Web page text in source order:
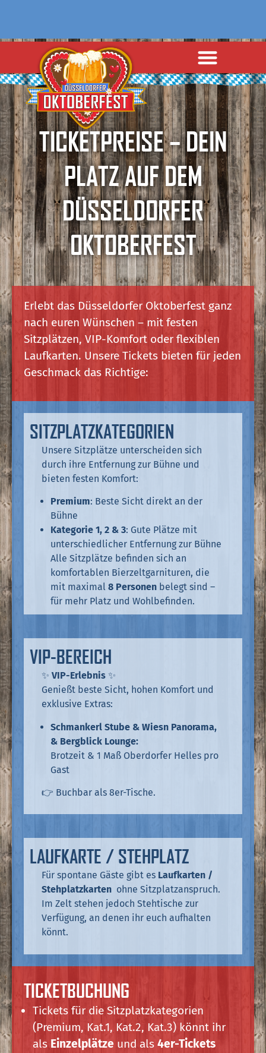
TICKETPREISE – DEIN
PLATZ AUF DEM
DÜSSELDORFER
OKTOBERFEST
Erlebt das Düsseldorfer Oktoberfest ganz
nach euren Wünschen – mit festen
Sitzplätzen, VIP-Komfort oder flexiblen
Laufkarten. Unsere Tickets bieten für jeden
Geschmack das Richtige:
SITZPLATZKATEGORIEN
Unsere Sitzplätze unterscheiden sich
durch ihre Entfernung zur Bühne und
bieten festen Komfort:
Premium: Beste Sicht direkt an der
Bühne
Kategorie 1, 2 & 3: Gute Plätze mit
unterschiedlicher Entfernung zur Bühne
Alle Sitzplätze befinden sich an
komfortablen Bierzeltgarnituren, die
mit maximal 8 Personen belegt sind –
für mehr Platz und Wohlbefinden.
VIP-BEREICH
✨ VIP-Erlebnis ✨
Genießt beste Sicht, hohen Komfort und
exklusive Extras:
Schmankerl Stube & Wiesn Panorama,
& Bergblick Lounge:
Brotzeit & 1 Maß Oberdorfer Helles pro
Gast
👉 Buchbar als 8er-Tische.
LAUFKARTE / STEHPLATZ
Für spontane Gäste gibt es Laufkarten /
Stehplatzkarten ohne Sitzplatzanspruch.
Im Zelt stehen jedoch Stehtische zur
Verfügung, an denen ihr euch aufhalten
könnt.
TICKETBUCHUNG
Tickets für die Sitzplatzkategorien
(Premium, Kat.1, Kat.2, Kat.3) könnt ihr
alsEinzelplätze und als 4er-Tickets